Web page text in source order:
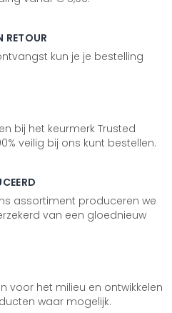
RETOUR
kun je je bestelling
bij het keurmerk Trusted
veilig bij ons kunt bestellen.
assortiment produceren we
van een gloednieuw
voor het milieu en ontwikkelen
waar mogelijk.